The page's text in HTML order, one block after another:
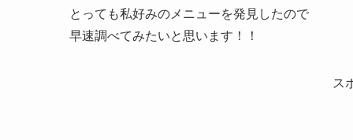
とっても私好みのメニューを発見したので
早速調べてみたいと思います！！
ス